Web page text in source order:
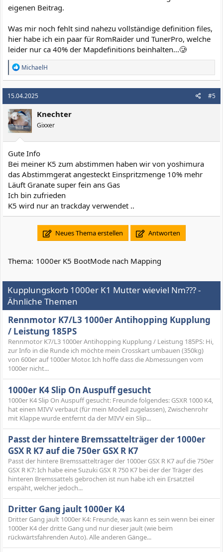
eigenen Beitrag.
Was mir noch fehlt sind nahezu vollständige definition files,
hier habe ich ein paar für RomRaider und TunerPro, welche
leider nur ca 40% der Mapdefinitions beinhalten...🥲
R
e
a
k
t
i
o
n
e
n
MichaelH
15.04.2025 #5
Knechter
Gixxer
Gute Info
Bei meiner K5 zum abstimmen haben wir von yoshimura
das Abstimmgerat angesteckt Einspritzmenge 10% mehr
Läuft Granate super fein ans Gas
Ich bin zufrieden
K5 wird nur an trackday verwendet ..
Neues Thema erstellen Antworten
Thema: 1000er K5 BootMode nach Mapping
Kupplungskorb 1000er K1 Mutter wieviel Nm??? -
Ähnliche Themen
Rennmotor K7/L3 1000er Antihopping Kupplung
/ Leistung 185PS
Rennmotor K7/L3 1000er Antihopping Kupplung / Leistung 185PS: Hi,
zur Info in die Runde ich möchte mein Crosskart umbauen (350kg)
von 600er auf 1000er Motor. Ich hoffe dass die Abmessungen vom
1000er nicht...
1000er K4 Slip On Auspuff gesucht
1000er K4 Slip On Auspuff gesucht: Freunde folgendes: GSXR 1000 K4,
hat einen MIVV verbaut (für mein Modell zugelassen), Zwischenrohr
mit Klappe wurde entfernt da der MIVV ein Slip...
Passt der hintere Bremssattelträger der 1000er
GSX R K7 auf die 750er GSX R K7
Passt der hintere Bremssattelträger der 1000er GSX R K7 auf die 750er
GSX R K7: Ich habe eine Suzuki GSX R 750 K7 bei der der Träger des
hinteren Bremssattels gebrochen ist nun habe ich ein Ersatzteil
erspäht, welcher jedoch...
Dritter Gang jault 1000er K4
Dritter Gang jault 1000er K4: Freunde, was kann es sein wenn bei einer
1000er K4 der dritte Gang und nur dieser jault (wie beim
rückwärtsfahrenden Auto). Alle anderen Gänge...